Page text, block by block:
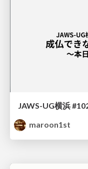
maroon1st